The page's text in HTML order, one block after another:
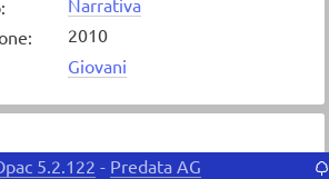
:
Narrativa
:
2010
Giovani
5.2.122 - Predata AG